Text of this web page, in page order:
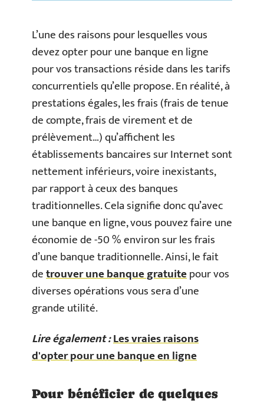
L’une des raisons pour lesquelles vous
devez opter pour une banque en ligne
pour vos transactions réside dans les tarifs
concurrentiels qu’elle propose. En réalité, à
prestations égales, les frais (frais de tenue
de compte, frais de virement et de
prélèvement…) qu’affichent les
établissements bancaires sur Internet sont
nettement inférieurs, voire inexistants,
par rapport à ceux des banques
traditionnelles. Cela signifie donc qu’avec
une banque en ligne, vous pouvez faire une
économie de -50 % environ sur les frais
d’une banque traditionnelle. Ainsi, le fait
detrouver une banque gratuitepour vos
diverses opérations vous sera d’une
grande utilité.
Lire également :Les vraies raisons
d'opter pour une banque en ligne
Pour bénéficier de quelques